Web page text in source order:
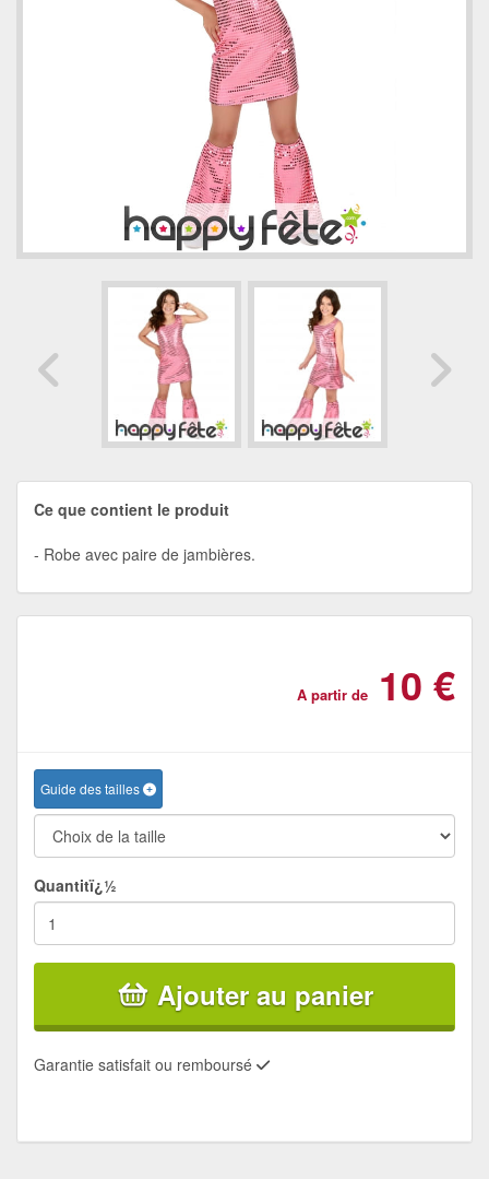
Ce que contient le produit
Robe avec paire de jambières.
A partir de 10 €
Guide des tailles
Quantitï¿½
Ajouter au panier
Garantie satisfait ou remboursé